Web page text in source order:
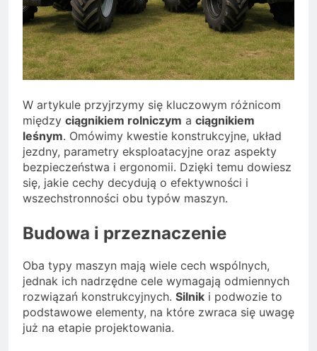
W artykule przyjrzymy się kluczowym różnicom
między ciągnikiem rolniczym a ciągnikiem
leśnym. Omówimy kwestie konstrukcyjne, układ
jezdny, parametry eksploatacyjne oraz aspekty
bezpieczeństwa i ergonomii. Dzięki temu dowiesz
się, jakie cechy decydują o efektywności i
wszechstronności obu typów maszyn.
Budowa i przeznaczenie
Oba typy maszyn mają wiele cech wspólnych,
jednak ich nadrzędne cele wymagają odmiennych
rozwiązań konstrukcyjnych. Silnik i podwozie to
podstawowe elementy, na które zwraca się uwagę
już na etapie projektowania.